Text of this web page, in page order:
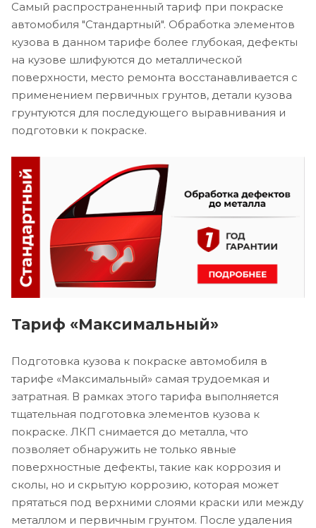
Самый распространенный тариф при покраске
автомобиля "Стандартный". Обработка элементов
кузова в данном тарифе более глубокая, дефекты
на кузове шлифуются до металлической
поверхности, место ремонта восстанавливается с
применением первичных грунтов, детали кузова
грунтуются для последующего выравнивания и
подготовки к покраске.
Тариф «Максимальный»
Подготовка кузова к покраске автомобиля в
тарифе «Максимальный» самая трудоемкая и
затратная. В рамках этого тарифа выполняется
тщательная подготовка элементов кузова к
покраске. ЛКП снимается до металла, что
позволяет обнаружить не только явные
поверхностные дефекты, такие как коррозия и
сколы, но и скрытую коррозию, которая может
прятаться под верхними слоями краски или между
металлом и первичным грунтом. После удаления